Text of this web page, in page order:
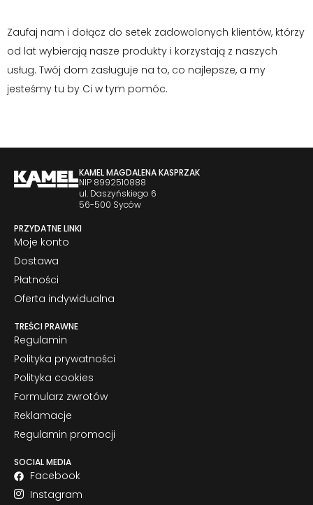
Zaufaj nam i dołącz do setek zadowolonych klientów, którzy
od lat wybierają nasze produkty i korzystają z naszych
usług. Twój dom zasługuje na to, co najlepsze, a my
jesteśmy tu by Ci w tym pomóc.
KAMEL MAGDALENA KASPRZAK
NIP 8992510888
ul. Daszyńskiego 6
56-500 Syców
PRZYDATNE LINKI
Moje konto
Dostawa
Płatności
Oferta indywidualna
TREŚCI PRAWNE
Regulamin
Polityka prywatności
Polityka cookies
Formularz zwrotów
Reklamacje
Regulamin promocji
SOCIAL MEDIA
Facebook
Instagram